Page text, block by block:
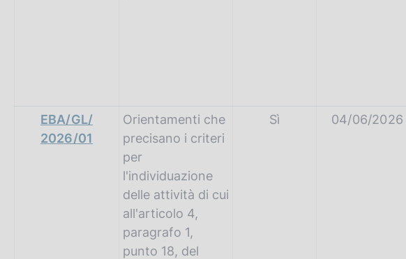
EBA/GL/
2026/01
Orientamenti che
precisano i criteri
per
l'individuazione
delle attività di cui
all'articolo 4,
paragrafo 1,
punto 18, del
Sì 04/06/2026